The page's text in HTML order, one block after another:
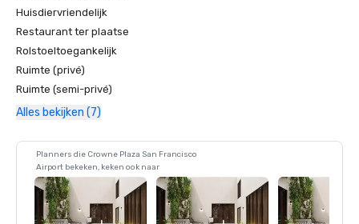
Huisdiervriendelijk
Restaurant ter plaatse
Rolstoeltoegankelijk
Ruimte (privé)
Ruimte (semi-privé)
Alles bekijken (7)
Planners die Crowne Plaza San Francisco
Airport bekeken, keken ook naar